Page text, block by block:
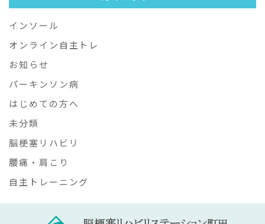
インソール
オンライン自主トレ
お知らせ
パーキンソン病
はじめての方へ
未分類
脳梗塞リハビリ
腰痛・肩こり
自主トレーニング